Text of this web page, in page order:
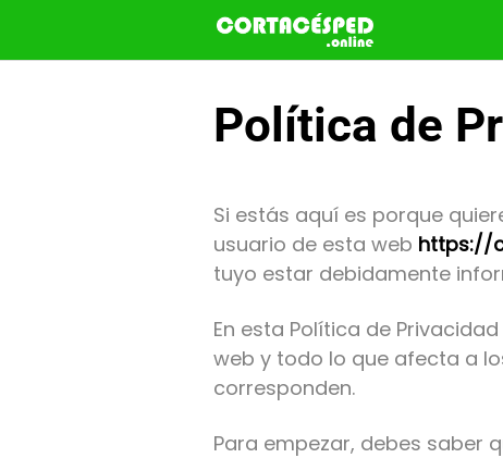
contenido
Política de
Si estás aquí es porque
usuario de esta web https://
tuyo estar debidamente
En esta Política de
web y todo lo que afecta a
corresponden.
Para empezar, debes saber